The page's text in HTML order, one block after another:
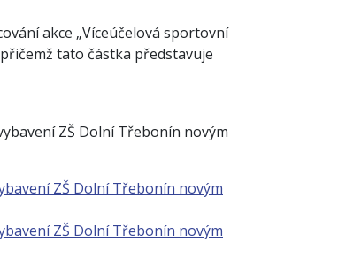
akce „Víceúčelová sportovní
tato částka představuje